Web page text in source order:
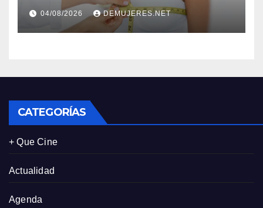
correcto: Caprice revela el
impacto de la lencería en la
salud física de las mujeres
04/08/2026 DEMUJERES.NET
CATEGORÍAS
+ Que Cine
Actualidad
Agenda